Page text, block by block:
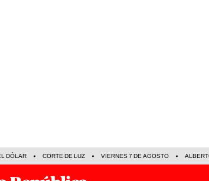
DÓLAR CORTE DE LUZ VIERNES 7 DE AGOSTO